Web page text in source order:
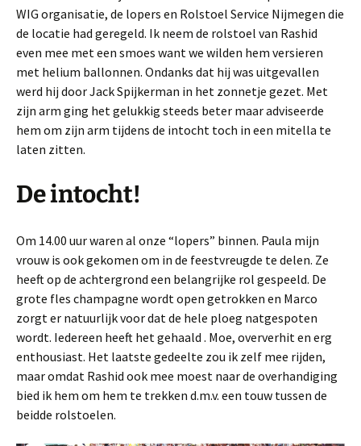
WIG organisatie, de lopers en Rolstoel Service Nijmegen die
de locatie had geregeld. Ik neem de rolstoel van Rashid
even mee met een smoes want we wilden hem versieren
met helium ballonnen. Ondanks dat hij was uitgevallen
werd hij door Jack Spijkerman in het zonnetje gezet. Met
zijn arm ging het gelukkig steeds beter maar adviseerde
hem om zijn arm tijdens de intocht toch in een mitella te
laten zitten.
De intocht!
Om 14.00 uur waren al onze “lopers” binnen. Paula mijn
vrouw is ook gekomen om in de feestvreugde te delen. Ze
heeft op de achtergrond een belangrijke rol gespeeld. De
grote fles champagne wordt open getrokken en Marco
zorgt er natuurlijk voor dat de hele ploeg natgespoten
wordt. Iedereen heeft het gehaald . Moe, oververhit en erg
enthousiast. Het laatste gedeelte zou ik zelf mee rijden,
maar omdat Rashid ook mee moest naar de overhandiging
bied ik hem om hem te trekken d.m.v. een touw tussen de
beidde rolstoelen.